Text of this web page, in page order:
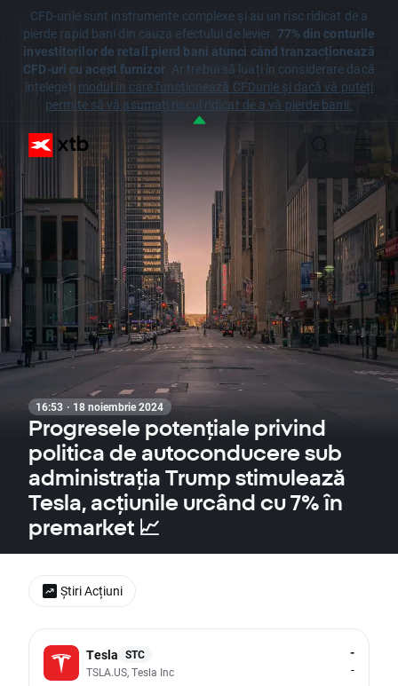
CFD-urile sunt instrumente complexe și au un risc ridicat de a
pierde rapid bani din cauza efectului de levier. 77% din conturile
investitorilor de retail pierd bani atunci când tranzacționează
CFD-uri cu acest furnizor. Ar trebui să luați în considerare dacă
înțelegeți modul în care funcționează CFDurile și dacă vă puteți
permite să vă asumați riscul ridicat de a vă pierde banii.
16:53 · 18 noiembrie 2024
Progresele potențiale privind
politica de autoconducere sub
administrația Trump stimulează
Tesla, acțiunile urcând cu 7% în
premarket 📈
Tesla STC
TSLA.US, Tesla Inc
-
-
Știri Acțiuni